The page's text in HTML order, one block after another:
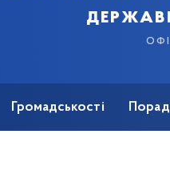
Громадськості